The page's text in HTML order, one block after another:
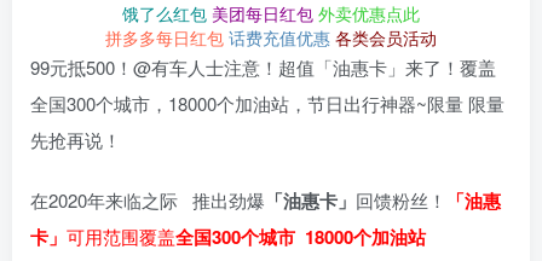
饿了么红包 美团每日红包 外卖优惠点此
拼多多每日红包 话费充值优惠 各类会员活动
99元抵500！@有车人士注意！超值「油惠卡」来了！覆盖
全国300个城市，18000个加油站，节日出行神器~限量 限量
先抢再说！
在2020年来临之际 推出劲爆 「油惠卡」 回馈粉丝！
「油惠
卡」 可用范围覆盖全国300个城市 18000个加油站